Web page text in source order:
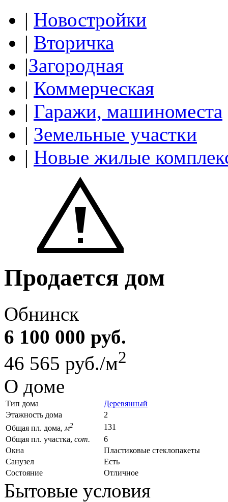
| Новостройки
| Вторичка
|Загородная
| Коммерческая
| Гаражи, машиноместа
| Земельные участки
| Новые жилые
Продается дом
Обнинск
6 100 000 руб.
46 565 руб./м2
О доме
Тип дома
Деревянный
Этажность дома
2
Общая пл. дома, м2
131
Общая пл. участка, сот.
6
Окна
Пластиковые стеклопакеты
Санузел
Есть
Состояние
Отличное
Бытовые условия